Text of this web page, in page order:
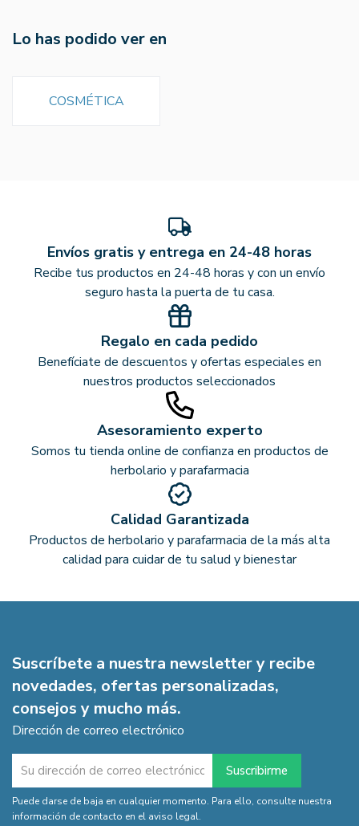
Lo has podido ver en
COSMÉTICA
Envíos gratis y entrega en 24-48 horas
Recibe tus productos en 24-48 horas y con un envío
seguro hasta la puerta de tu casa.
Regalo en cada pedido
Benefíciate de descuentos y ofertas especiales en
nuestros productos seleccionados
Asesoramiento experto
Somos tu tienda online de confianza en productos de
herbolario y parafarmacia
Calidad Garantizada
Productos de herbolario y parafarmacia de la más alta
calidad para cuidar de tu salud y bienestar
Suscríbete a nuestra newsletter y recibe
novedades, ofertas personalizadas,
consejos y mucho más.
Dirección de correo electrónico
Puede darse de baja en cualquier momento. Para ello, consulte nuestra
información de contacto en el aviso legal.